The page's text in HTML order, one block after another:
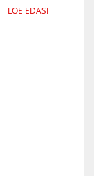
LOE EDASI